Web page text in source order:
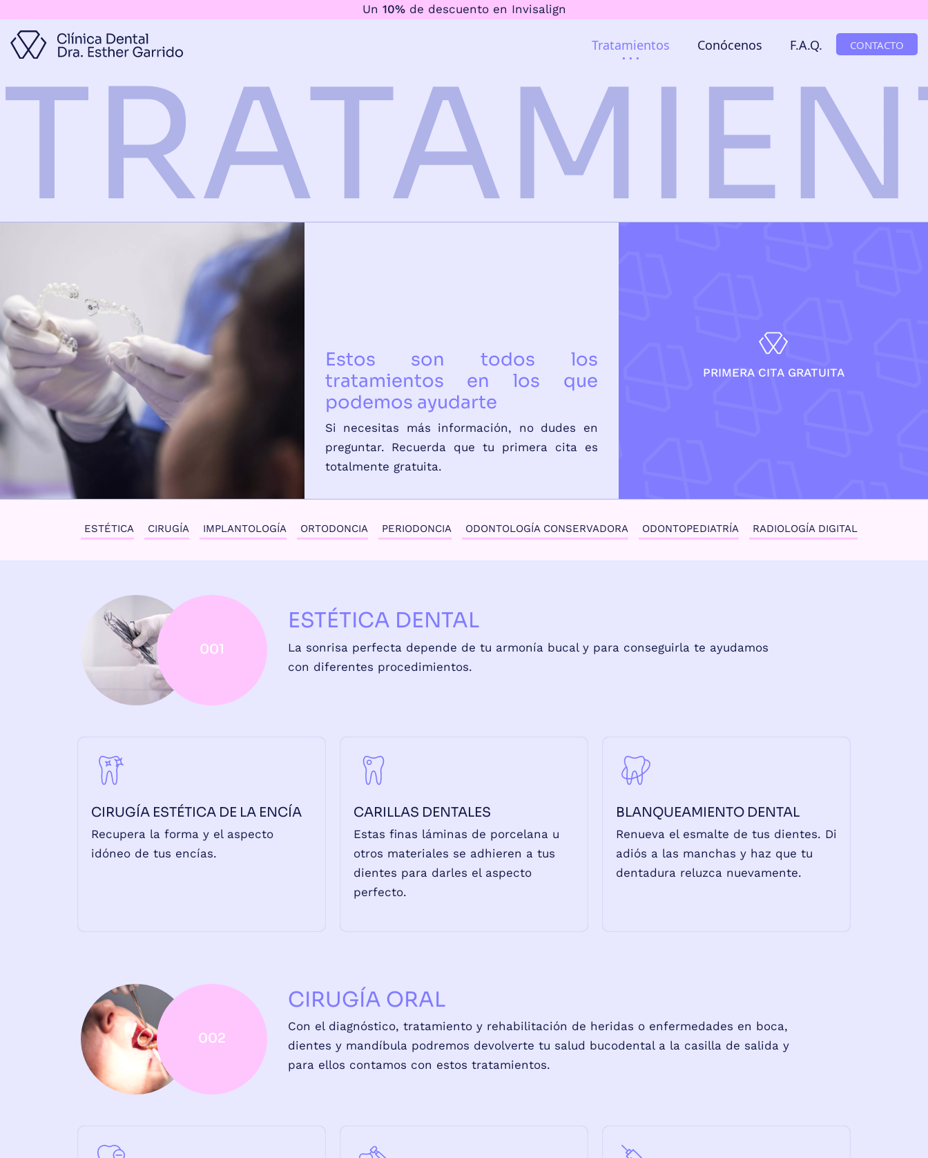
Un 10%de descuento en Invisalign
Tratamientos Conócenos F.A.Q. CONTACTO
Estos son todos los
tratamientos en los que
podemos ayudarte
Si necesitas más información, no dudes en
preguntar. Recuerda que tu primera cita es
totalmente gratuita.
PRIMERA CITA GRATUITA
ESTÉTICA CIRUGÍA IMPLANTOLOGÍA ORTODONCIA PERIODONCIA ODONTOLOGÍA CONSERVADORA ODONTOPEDIATRÍA RADIOLOGÍA DIGITAL
001
ESTÉTICA DENTAL
La sonrisa perfecta depende de tu armonía bucal y para conseguirla te ayudamos
con diferentes procedimientos.
CIRUGÍA ESTÉTICA DE LA ENCÍA
Recupera la forma y el aspecto
idóneo de tus encías.
CARILLAS DENTALES
Estas finas láminas de porcelana u
otros materiales se adhieren a tus
dientes para darles el aspecto
perfecto.
BLANQUEAMIENTO DENTAL
Renueva el esmalte de tus dientes. Di
adiós a las manchas y haz que tu
dentadura reluzca nuevamente.
002
CIRUGÍA ORAL
Con el diagnóstico, tratamiento y rehabilitación de heridas o enfermedades en boca,
dientes y mandíbula podremos devolverte tu salud bucodental a la casilla de salida y
para ellos contamos con estos tratamientos.